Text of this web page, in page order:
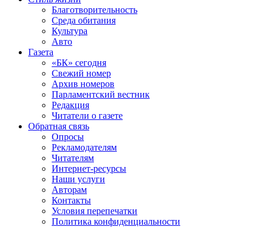
Благотворительность
Среда обитания
Культура
Авто
Газета
«БК» сегодня
Свежий номер
Архив номеров
Парламентский вестник
Редакция
Читатели о газете
Обратная связь
Опросы
Рекламодателям
Читателям
Интернет-ресурсы
Наши услуги
Авторам
Контакты
Условия перепечатки
Политика конфиденциальности